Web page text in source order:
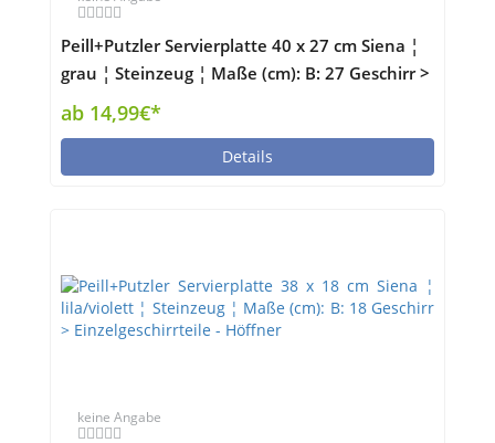
Peill+Putzler Servierplatte 40 x 27 cm Siena ¦
grau ¦ Steinzeug ¦ Maße (cm): B: 27 Geschirr >
Einzelgeschirrteile - Höffner
ab 14,99€*
Details
keine Angabe